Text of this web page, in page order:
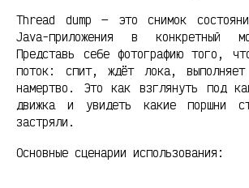
Thread dump — это снимок
Java-приложения в конкретный
Представь себе фотографию того,
поток: спит, ждёт лока,
намертво. Это как взглянуть под
движка и увидеть какие поршни
застряли.
Основные сценарии использования: